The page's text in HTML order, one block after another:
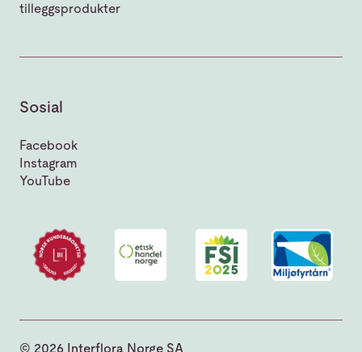
tilleggsprodukter
Sosial
Facebook
Instagram
YouTube
© 2026 Interflora Norge SA